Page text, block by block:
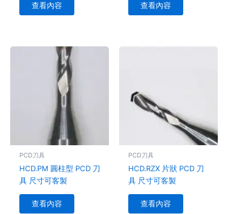
查看內容 查看內容
PCD刀具
HCD.PM 圓柱型 PCD 刀
具 尺寸可客製
查看內容
PCD刀具
HCD.RZX 片狀 PCD 刀
具 尺寸可客製
查看內容